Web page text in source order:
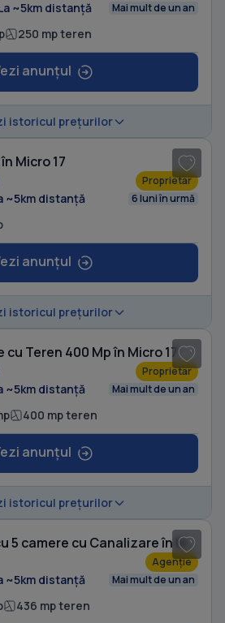
~5km distanță Mai mult de un an
250 mp teren
anunțul
istoricul prețurilor
Micro 17
Proprietar
~5km distanță 6 luni în urmă
anunțul
istoricul prețurilor
cu Teren 400 Mp în Micro 17
Proprietar
~5km distanță Mai mult de un an
400 mp teren
anunțul
istoricul prețurilor
Casă individuală cu 5 camere cu Canalizare în Micro 17
Agenție
~5km distanță Mai mult de un an
436 mp teren